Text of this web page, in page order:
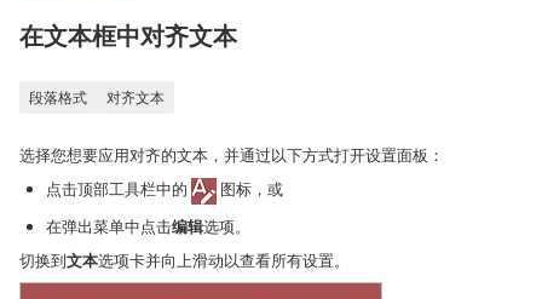
在文本框中对齐文本
段落格式 对齐文本
选择您想要应用对齐的文本，并通过以下方式打开设置面板：
点击顶部工具栏中的
图标，或
在弹出菜单中点击编辑选项。
切换到文本选项卡并向上滑动以查看所有设置。